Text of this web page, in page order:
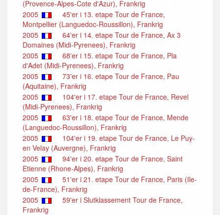
(Provence-Alpes-Cote d'Azur), Frankrig
2005
45'er i 13. etape Tour de France,
Montpellier (Languedoc-Roussillon), Frankrig
2005
64'er i 14. etape Tour de France, Ax 3
Domaines (Midi-Pyrenees), Frankrig
2005
68'er i 15. etape Tour de France, Pla
d'Adet (Midi-Pyrenees), Frankrig
2005
73'er i 16. etape Tour de France, Pau
(Aquitaine), Frankrig
2005
104'er i 17. etape Tour de France, Revel
(Midi-Pyrenees), Frankrig
2005
63'er i 18. etape Tour de France, Mende
(Languedoc-Roussillon), Frankrig
2005
104'er i 19. etape Tour de France, Le Puy-
en Velay (Auvergne), Frankrig
2005
94'er i 20. etape Tour de France, Saint
Etienne (Rhone-Alpes), Frankrig
2005
51'er i 21. etape Tour de France, Paris (Ile-
de-France), Frankrig
2005
59'er i Slutklassement Tour de France,
Frankrig